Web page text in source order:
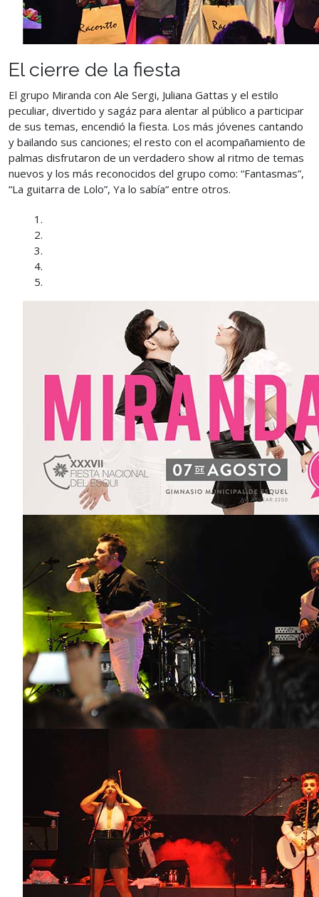
El cierre de la fiesta
El grupo Miranda con Ale Sergi, Juliana Gattas y el estilo
peculiar, divertido y sagáz para alentar al público a participar
de sus temas, encendió la fiesta. Los más jóvenes cantando
y bailando sus canciones; el resto con el acompañamiento de
palmas disfrutaron de un verdadero show al ritmo de temas
nuevos y los más reconocidos del grupo como: “Fantasmas”,
“La guitarra de Lolo”, Ya lo sabía“ entre otros.